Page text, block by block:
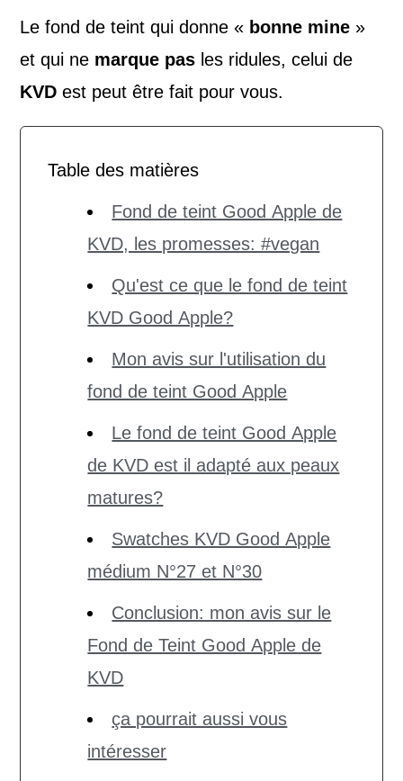
Le fond de teint qui donne « bonne mine »
et qui ne marque pas les ridules, celui de
KVD est peut être fait pour vous.
Table des matières
Fond de teint Good Apple de
KVD, les promesses: #vegan
Qu'est ce que le fond de teint
KVD Good Apple?
Mon avis sur l'utilisation du
fond de teint Good Apple
Le fond de teint Good Apple
de KVD est il adapté aux peaux
matures?
Swatches KVD Good Apple
médium N°27 et N°30
Conclusion: mon avis sur le
Fond de Teint Good Apple de
KVD
ça pourrait aussi vous
intéresser